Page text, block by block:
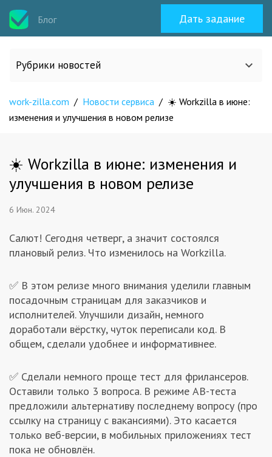
Блог Дать задание
Рубрики новостей
Все статьи
Новости сервиса
Исполнителям
Заказчикам
Полезное
work-zilla.com / Новости сервиса / ☀️ Workzilla в июне:
изменения и улучшения в новом релизе
☀️ Workzilla в июне: изменения и
улучшения в новом релизе
6 Июн. 2024
Салют! Сегодня четверг, а значит состоялся
плановый релиз. Что изменилось на Workzilla.
✅ В этом релизе много внимания уделили главным
посадочным страницам для заказчиков и
исполнителей. Улучшили дизайн, немного
доработали вёрстку, чуток переписали код. В
общем, сделали удобнее и информативнее.
✅ Сделали немного проще тест для фрилансеров.
Оставили только 3 вопроса. В режиме AB-теста
предложили альтернативу последнему вопросу (про
ссылку на страницу с вакансиями). Это касается
только веб-версии, в мобильных приложениях тест
пока не обновлён.